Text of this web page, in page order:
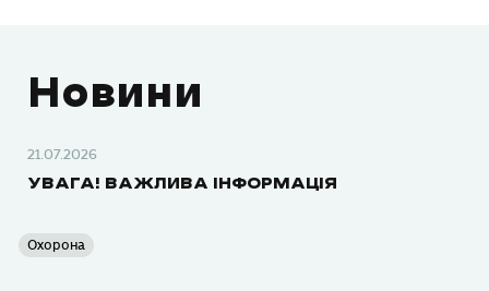
Новини
21.07.2026
УВАГА! ВАЖЛИВА ІНФОРМАЦІЯ
Охорона